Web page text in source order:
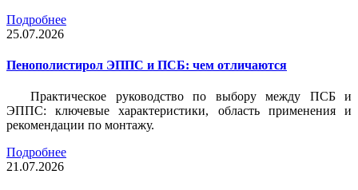
Подробнее
25.07.2026
Пенополистирол ЭППС и ПСБ: чем отличаются
Практическое руководство по выбору между ПСБ и
ЭППС: ключевые характеристики, область применения и
рекомендации по монтажу.
Подробнее
21.07.2026